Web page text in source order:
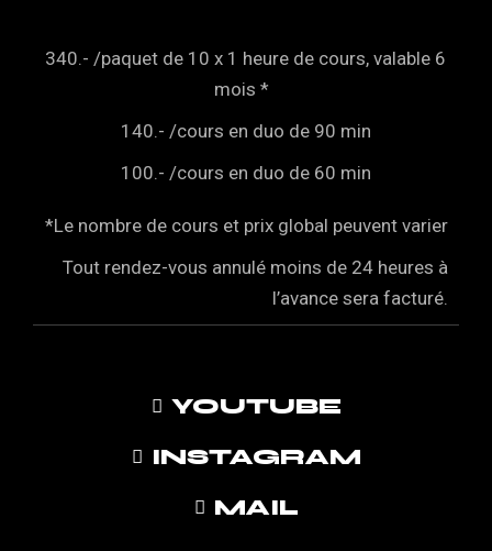
340.- /paquet de 10 x 1 heure de cours, valable 6
mois *
140.- /cours en duo de 90 min
100.- /cours en duo de 60 min
*Le nombre de cours et prix global peuvent varier
Tout rendez-vous annulé moins de 24 heures à
l’avance sera facturé.
YOUTUBE
INSTAGRAM
MAIL